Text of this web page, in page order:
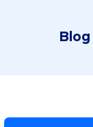
Blog